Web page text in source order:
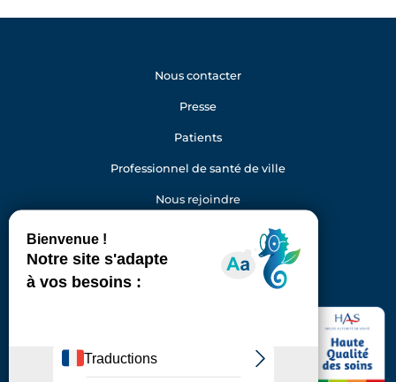
92150 Suresnes
Standard : 01 46 25 20 00
Nous contacter
Presse
Patients
Professionnel de santé de ville
Nous rejoindre
LinkedInInstagram